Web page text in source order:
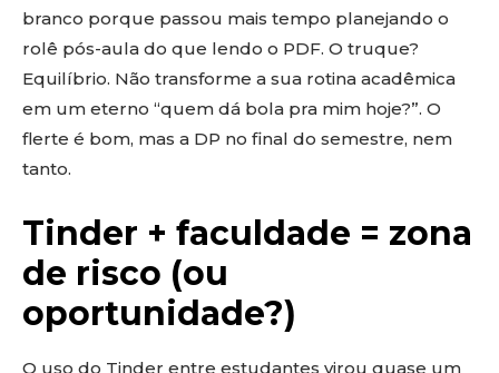
branco porque passou mais tempo planejando o
rolê pós-aula do que lendo o PDF. O truque?
Equilíbrio. Não transforme a sua rotina acadêmica
em um eterno “quem dá bola pra mim hoje?”. O
flerte é bom, mas a DP no final do semestre, nem
tanto.
Tinder + faculdade = zona
de risco (ou
oportunidade?)
O uso do Tinder entre estudantes virou quase um